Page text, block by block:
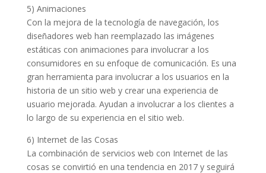
5) Animaciones
Con la mejora de la tecnología de navegación, los
diseñadores web han reemplazado las imágenes
estáticas con animaciones para involucrar a los
consumidores en su enfoque de comunicación. Es una
gran herramienta para involucrar a los usuarios en la
historia de un sitio web y crear una experiencia de
usuario mejorada. Ayudan a involucrar a los clientes a
lo largo de su experiencia en el sitio web.
6) Internet de las Cosas
La combinación de servicios web con Internet de las
cosas se convirtió en una tendencia en 2017 y seguirá